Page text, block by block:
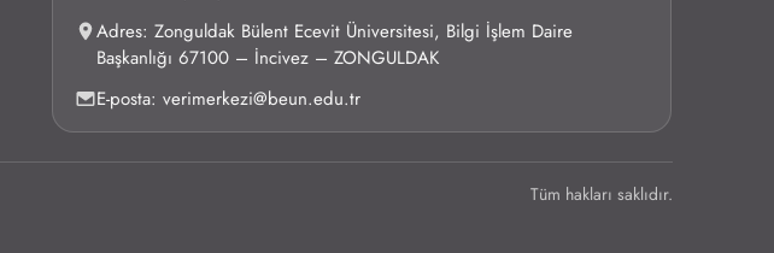
Adres: Zonguldak Bülent Ecevit Üniversitesi, Bilgi İşlem Daire
Başkanlığı 67100 – İncivez – ZONGULDAK
E-posta: verimerkezi@beun.edu.tr
Tüm hakları saklıdır.